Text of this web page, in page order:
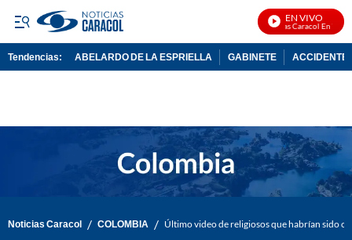
EN VIVO
Noticias Caracol En Vivo
Tendencias: ABELARDO DE LA ESPRIELLA GABINETE ACCIDENTE
Noticias Caracol / COLOMBIA / Último video de religiosos que habrían sido